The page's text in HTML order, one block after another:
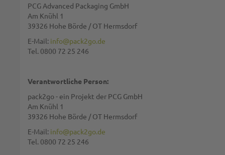
PCG Advanced Packaging GmbH
Am Knühl 1
39326 Hohe Börde / OT Hermsdorf
E-Mail: info@pack2go.de
Tel. 0800 72 25 246
Verantwortliche Person:
pack2go - ein Projekt der PCG GmbH
Am Knühl 1
39326 Hohe Börde / OT Hermsdorf
E-Mail: info@pack2go.de
Tel. 0800 72 25 246